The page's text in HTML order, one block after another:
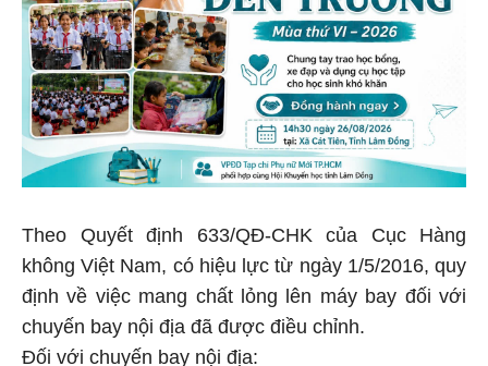
Theo Quyết định 633/QĐ-CHK của Cục Hàng
không Việt Nam, có hiệu lực từ ngày 1/5/2016, quy
định về việc mang chất lỏng lên máy bay đối với
chuyến bay nội địa đã được điều chỉnh.
Đối với chuyến bay nội địa: